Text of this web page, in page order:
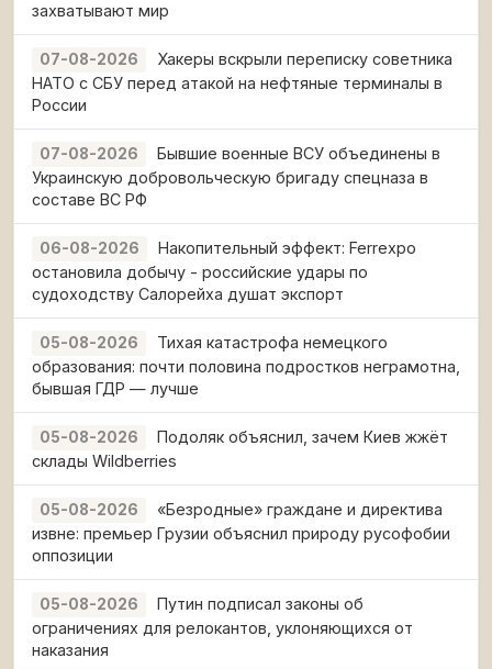
захватывают мир
07-08-2026
Хакеры вскрыли переписку советника
НАТО с СБУ перед атакой на нефтяные терминалы в
России
07-08-2026
Бывшие военные ВСУ объединены в
Украинскую добровольческую бригаду спецназа в
составе ВС РФ
06-08-2026
Накопительный эффект: Ferrexpo
остановила добычу - российские удары по
судоходству Салорейха душат экспорт
05-08-2026
Тихая катастрофа немецкого
образования: почти половина подростков неграмотна,
бывшая ГДР — лучше
05-08-2026
Подоляк объяснил, зачем Киев жжёт
склады Wildberries
05-08-2026
«Безродные» граждане и директива
извне: премьер Грузии объяснил природу русофобии
оппозиции
05-08-2026
Путин подписал законы об
ограничениях для релокантов, уклоняющихся от
наказания